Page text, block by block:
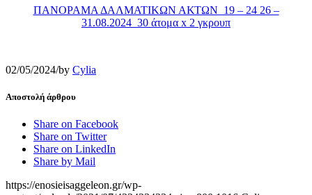
ΠΑΝΟΡΑΜΑ ΔΑΛΜΑΤΙΚΩΝ ΑΚΤΩΝ_19 – 24 26 –
31.08.2024_30 άτομα x 2 γκρουπ
02/05/2024/by Cylia
Αποστολή άρθρου
Share on Facebook
Share on Twitter
Share on LinkedIn
Share by Mail
https://enosieisaggeleon.gr/wp-